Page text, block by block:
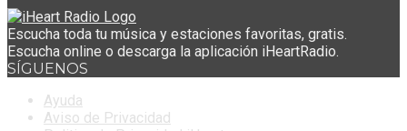
Escucha toda tu música y estaciones favoritas, gratis.
Escucha online o descarga la aplicación iHeartRadio.
SÍGUENOS
Ayuda
Aviso de Privacidad